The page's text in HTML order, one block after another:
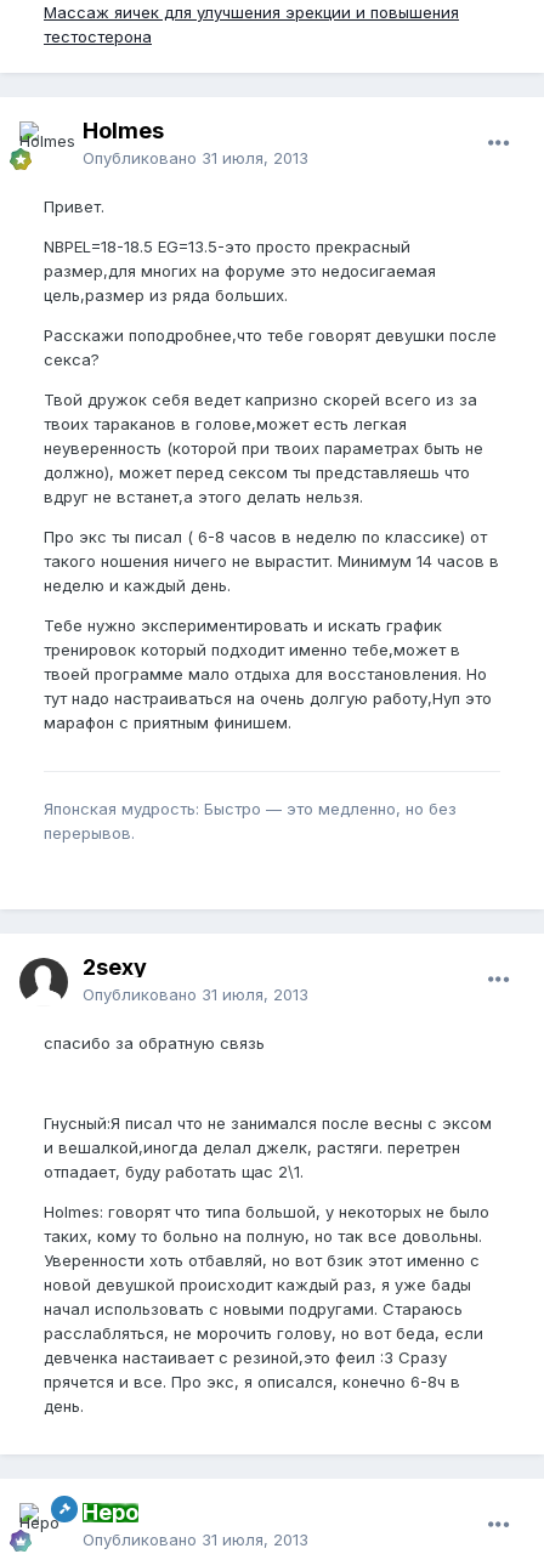
Массаж яичек для улучшения эрекции и повышения
тестостерона
Holmes
Опубликовано 31 июля, 2013
Привет.
NBPEL=18-18.5 EG=13.5-это просто прекрасный
размер,для многих на форуме это недосигаемая
цель,размер из ряда больших.
Расскажи поподробнее,что тебе говорят девушки после
секса?
Твой дружок себя ведет капризно скорей всего из за
твоих тараканов в голове,может есть легкая
неуверенность (которой при твоих параметрах быть не
должно), может перед сексом ты представляешь что
вдруг не встанет,а этого делать нельзя.
Про экс ты писал ( 6-8 часов в неделю по классике) от
такого ношения ничего не вырастит. Минимум 14 часов в
неделю и каждый день.
Тебе нужно экспериментировать и искать график
тренировок который подходит именно тебе,может в
твоей программе мало отдыха для восстановления. Но
тут надо настраиваться на очень долгую работу,Нуп это
марафон с приятным финишем.
Японская мудрость: Быстро — это медленно, но без
перерывов.
2sexy
Опубликовано 31 июля, 2013
спасибо за обратную связь
Гнусный:Я писал что не занимался после весны с эксом
и вешалкой,иногда делал джелк, растяги. перетрен
отпадает, буду работать щас 2\1.
Holmes: говорят что типа большой, у некоторых не было
таких, кому то больно на полную, но так все довольны.
Уверенности хоть отбавляй, но вот бзик этот именно с
новой девушкой происходит каждый раз, я уже бады
начал использовать с новыми подругами. Стараюсь
расслабляться, не морочить голову, но вот беда, если
девченка настаивает с резиной,это феил :3 Сразу
прячется и все. Про экс, я описался, конечно 6-8ч в
день.
Неро
Опубликовано 31 июля, 2013